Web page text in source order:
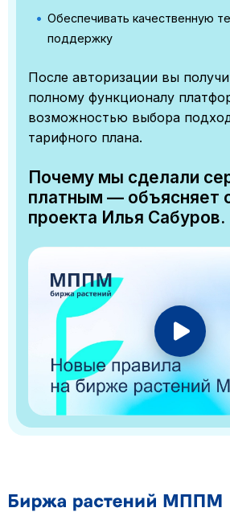
Обеспечивать качественную
поддержку
После авторизации вы
полному функционалу
возможностью выбора
тарифного плана.
Почему мы сделали
платным — объясняет
проекта Илья Сабуров.